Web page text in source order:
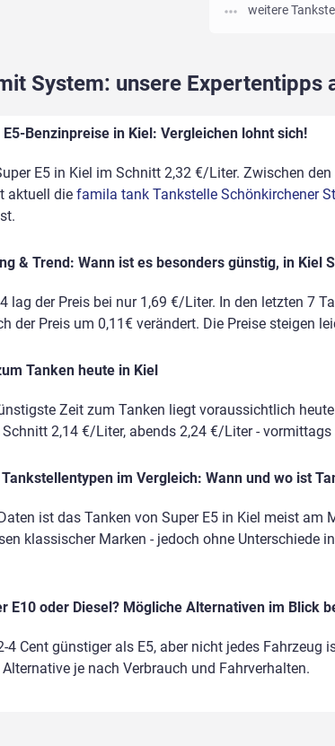
weitere
System: unsere
Benzinpreise in Kiel: Vergleichen lohnt sich!
E5 in Kiel im Schnitt 2,32 €/Liter. Zwischen
aktuell die famila tank Tankstelle Schönkirchener
& Trend: Wann ist es besonders günstig, in Kiel
lag der Preis bei nur 1,69 €/Liter. In den letzten 7
der Preis um 0,11€ verändert. Die Preise steigen
Tanken heute in Kiel
Zeit zum Tanken liegt voraussichtlich
2,14 €/Liter, abends 2,24 €/Liter -
im Vergleich: Wann und wo ist
ist das Tanken von Super E5 in Kiel meist
klassischer Marken - jedoch ohne
E10 oder Diesel? Mögliche Alternativen im Blick
4 Cent günstiger als E5, aber nicht jedes
je nach Verbrauch und Fahrverhalten.